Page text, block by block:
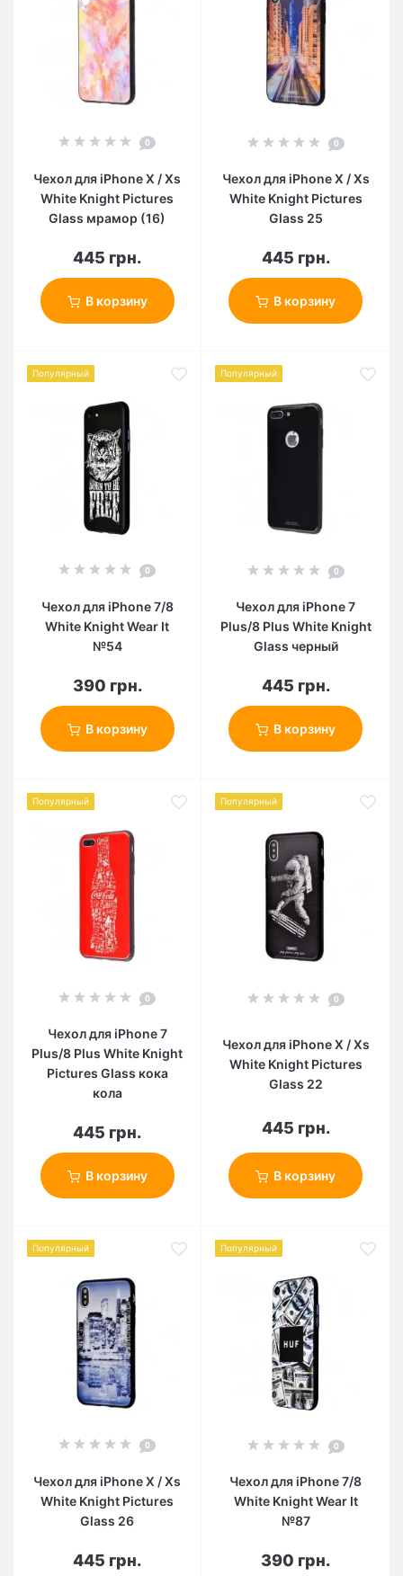
0
Чехол для iPhone X / Xs
White Knight Pictures
Glass мрамор (16)
445 грн.
В корзину
0
Чехол для iPhone X / Xs
White Knight Pictures
Glass 25
445 грн.
В корзину
Популярный
0
Чехол для iPhone 7/8
White Knight Wear It
№54
390 грн.
В корзину
Популярный
0
Чехол для iPhone 7
Plus/8 Plus White Knight
Glass черный
445 грн.
В корзину
Популярный
0
Чехол для iPhone 7
Plus/8 Plus White Knight
Pictures Glass кока
кола
445 грн.
В корзину
Популярный
0
Чехол для iPhone X / Xs
White Knight Pictures
Glass 22
445 грн.
В корзину
Популярный
0
Чехол для iPhone X / Xs
White Knight Pictures
Glass 26
445 грн.
Популярный
0
Чехол для iPhone 7/8
White Knight Wear It
№87
390 грн.